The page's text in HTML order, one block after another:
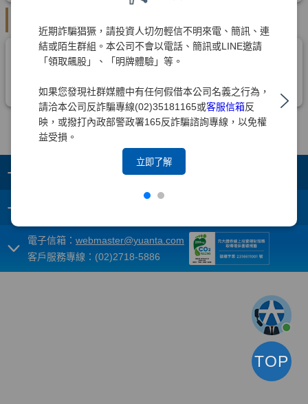
近期詐騙猖獗，請投資人切勿輕信不明來電、簡訊、連
結或陌生群組。本公司不會以電話、簡訊或LINE邀請
「領取飆股」、「明牌體驗」等。
如果您發現社群媒體中有任何假借本公司名義之行為，
請洽本公司反詐騙專線(02)35181165或客服信箱反
映，或撥打內政部警政署165反詐騙諮詢專線，以免權
益受損。
立即了解
+
+
電子信箱： webmaster@yuanta.com
客戶服務專線：(02)2718-5886
TOP